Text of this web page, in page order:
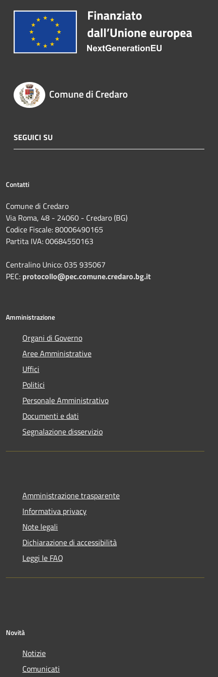
Comune di Credaro
SEGUICI SU
Contatti
Comune di Credaro
Via Roma, 48 - 24060 - Credaro (BG)
Codice Fiscale: 80006490165
Partita IVA: 00684550163
Centralino Unico: 035 935067
PEC: protocollo@pec.comune.credaro.bg.it
Amministrazione
Organi di Governo
Aree Amministrative
Uffici
Politici
Personale Amministrativo
Documenti e dati
Segnalazione disservizio
Amministrazione trasparente
Informativa privacy
Note legali
Dichiarazione di accessibilità
Leggi le FAQ
Novità
Notizie
Comunicati